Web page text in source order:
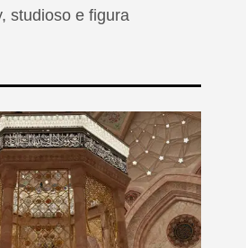
studioso e figura